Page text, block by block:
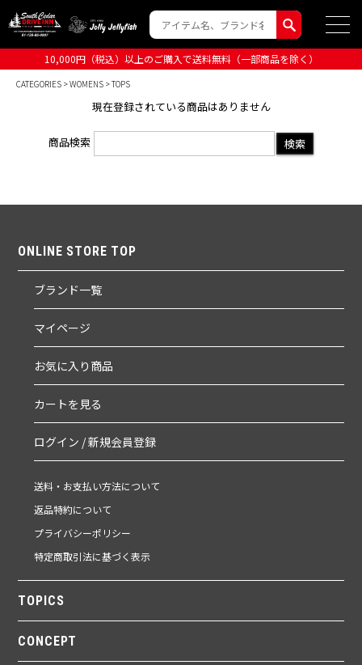
10,000円（税込）以上のご購入で送料無料（一部商品を除く）
CATEGORIES >WOMENS > TOPS
現在登録されている商品はありません
商品検索
ONLINE STORE TOP
ブランド一覧
マイページ
お気に入り商品
カートを見る
ログイン / 新規会員登録
送料・お支払い方法について
返品特約について
プライバシーポリシー
特定商取引法に基づく表示
TOPICS
CONCEPT